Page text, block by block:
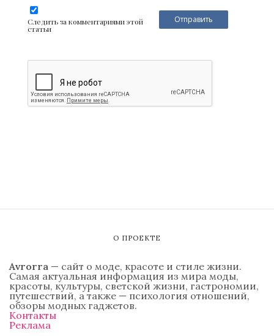
Следить за комментариями этой
статьи
О ПРОЕКТЕ
Avrorra — сайт о моде, красоте и стиле жизни.
Самая актуальная информация из мира моды,
красоты, культуры, светской жизни, гастрономии,
путешествий, а также — психология отношений,
обзоры модных гаджетов.
Контакты
Реклама